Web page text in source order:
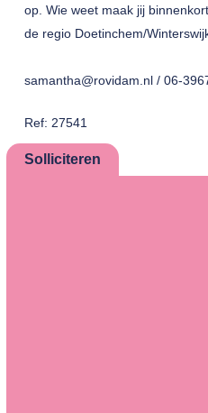
op. Wie weet maak jij
de regio Doetinchem/
samantha@rovidam.nl / 06-
Ref: 27541
Solliciteren